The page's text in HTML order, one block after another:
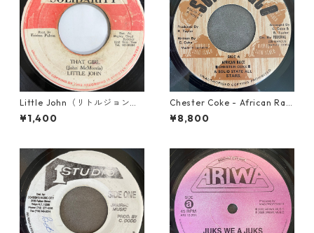
Little John（リトルジョン）
- That Girl 【7-20045】
¥1,400
Chester Coke - African Rac
e【7-21819】
¥8,800